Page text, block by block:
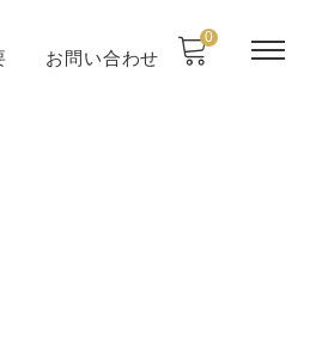
お問い合わせ
0